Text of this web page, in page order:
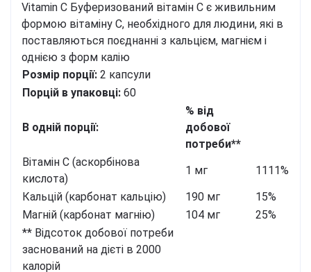
Vitamin C Буферизований вітамін С є живильним
формою вітаміну С, необхідного для людини, які в
поставляються поєднанні з кальцієм, магнієм і
однією з форм калію
Розмір порції: 2 капсули
Порцій в упаковці: 60
В одній порції:
% від
добової
потреби**
Вітамін С (аскорбінова
кислота)
1 мг
1111%
Кальцій (карбонат кальцію)
190 мг
15%
Магній (карбонат магнію)
104 мг
25%
** Відсоток добової потреби
заснований на дієті в 2000
калорій